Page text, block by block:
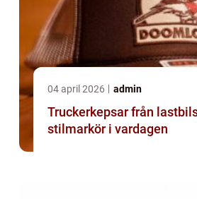
04 april 2026 admin
Truckerkepsar från lastbilshytt till
stilmarkör i vardagen